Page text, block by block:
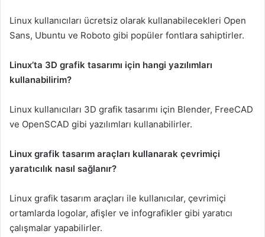
Linux kullanıcıları ücretsiz olarak kullanabilecekleri Open
Sans, Ubuntu ve Roboto gibi popüler fontlara sahiptirler.
Linux’ta 3D grafik tasarımı için hangi yazılımları
kullanabilirim?
Linux kullanıcıları 3D grafik tasarımı için Blender, FreeCAD
ve OpenSCAD gibi yazılımları kullanabilirler.
Linux grafik tasarım araçları kullanarak çevrimiçi
yaratıcılık nasıl sağlanır?
Linux grafik tasarım araçları ile kullanıcılar, çevrimiçi
ortamlarda logolar, afişler ve infografikler gibi yaratıcı
çalışmalar yapabilirler.